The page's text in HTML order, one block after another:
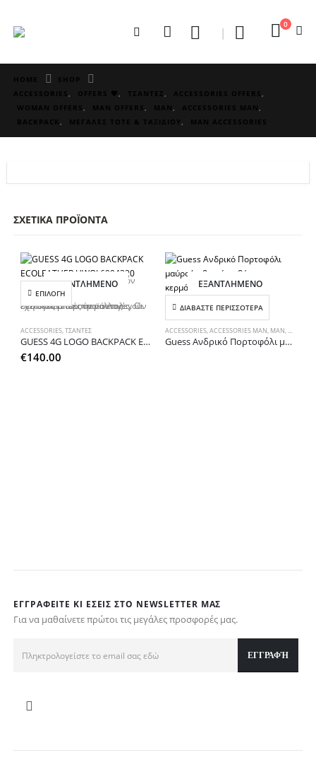
0
ACCESSORIES, OFFERS 🖤, ΤΣΑΝΤΕΣ, ACCESSORIES OFFERS,
WOMAN OFFERS, MAN OFFERS, MAN, ACCESSORIES MAN,
BACKPACK, ΜΕΓΑΛΕΣ TOTE & ΤΑΞΙΔΙΟΥ,
ΣΧΕΤΙΚΆ ΠΡΟΪΌΝΤΑ
ΕΞΑΝΤΛΗΜΈΝΟ
ΕΠΙΛΟΓΉ
Αυτό το προϊόν
έχει πολλαπλές παραλλαγές. Οι επιλογές μπορούν να επιλεγούν στη σελίδα του προϊόντος
ACCESSORIES,ΤΣΑΝΤΕΣ
GUESS 4G LOGO BACKPACK ECOLEATHER HWQL6994320
€140.00
ΕΞΑΝΤΛΗΜΈΝΟ
ΔΙΑΒΆΣΤΕ ΠΕΡΙΣΣΌΤΕΡΑ
ACCESSORIES,ACCESSORIES MAN, MAN,MAN
Guess Ανδρικό Πορτοφόλι μαύρο/ανθρακί με θήκη κερμάτων
ΕΓΓΡΑΦΕΊΤΕ ΚΙ ΕΣΕΊΣ ΣΤΟ NEWSLETTER ΜΑΣ
Για να μαθαίνετε πρώτοι τις μεγάλες προσφορές μας.